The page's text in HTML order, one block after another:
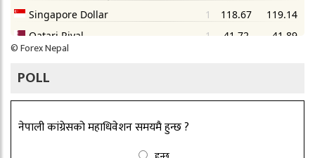
©Forex Nepal
POLL
नेपाली कांग्रेसको महाधिवेशन समयमै हुन्छ ?